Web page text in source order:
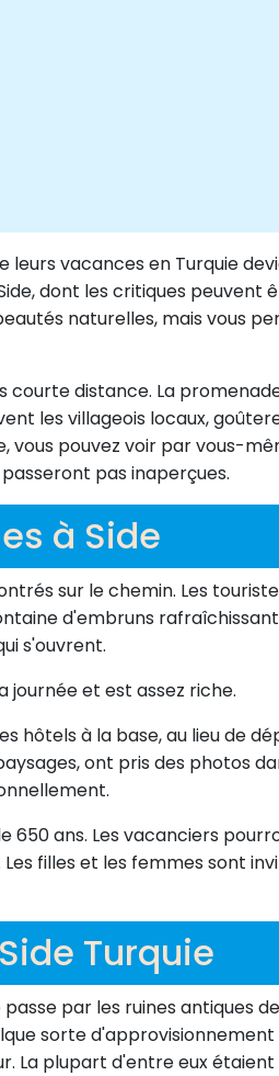
leurs vacances en Turquie
dont les critiques peuvent
naturelles, mais vous
distance. La
les villageois locaux,
pouvez voir par vous-
pas inaperçues.
à Side
sur le chemin. Les
d'embruns
s'ouvrent.
journée et est assez riche.
hôtels à la base, au lieu de
ont pris des photos
650 ans. Les vacanciers
filles et les femmes sont
Turquie
par les ruines antiques
sorte
La plupart d'entre eux